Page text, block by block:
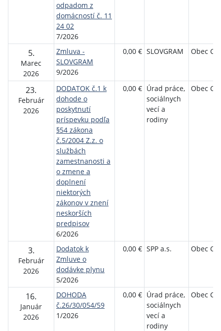
odpadom z
domácností č. 11
24 02
7/2026
5.
Marec
2026
Zmluva -
SLOVGRAM
9/2026
0,00 € SLOVGRAM Obec
23.
Február
2026
DODATOK č.1 k
dohode o
poskytnutí
príspevku podľa
§54 zákona
č.5/2004 Z.z. o
službách
zamestnanosti a
o zmene a
doplnení
niektorých
zákonov v znení
neskorších
predpisov
6/2026
0,00 € Úrad práce,
sociálnych
vecí a
rodiny
Obec
3.
Február
2026
Dodatok k
Zmluve o
dodávke plynu
5/2026
0,00 € SPP a.s. Obec
16.
Január
2026
DOHODA
č.26/30/054/59
1/2026
0,00 € Úrad práce,
sociálnych
vecí a
rodiny
Obec